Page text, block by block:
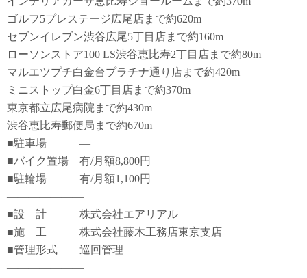
ゴルフ5プレステージ広尾店まで約620m
セブンイレブン渋谷広尾5丁目店まで約160m
ローソンストア100 LS渋谷恵比寿2丁目店まで約80m
マルエツプチ白金台プラチナ通り店まで約420m
ミニストップ白金6丁目店まで約370m
東京都立広尾病院まで約430m
渋谷恵比寿郵便局まで約670m
■駐車場 ―
■バイク置場 有/月額8,800円
■駐輪場 有/月額1,100円
―――――――
■設 計 株式会社エアリアル
■施 工 株式会社藤木工務店東京支店
■管理形式 巡回管理
―――――――